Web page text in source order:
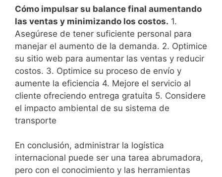
Cómo impulsar su balance final aumentando
las ventas y minimizando los costos. 1.
Asegúrese de tener suficiente personal para
manejar el aumento de la demanda. 2. Optimice
su sitio web para aumentar las ventas y reducir
costos. 3. Optimice su proceso de envío y
aumente la eficiencia 4. Mejore el servicio al
cliente ofreciendo entrega gratuita 5. Considere
el impacto ambiental de su sistema de
transporte
En conclusión, administrar la logística
internacional puede ser una tarea abrumadora,
pero con el conocimiento y las herramientas